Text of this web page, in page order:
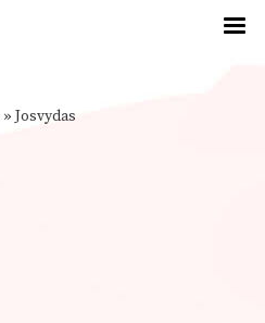
» Josvydas